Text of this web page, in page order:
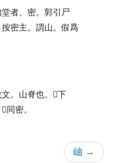
者、密。郭引尸
密主。謂山。假爲
。山脊也。𡶇下
同密。
岫 →